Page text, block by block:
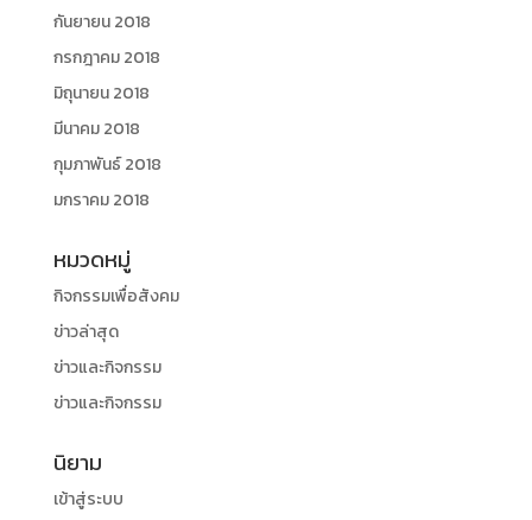
กันยายน 2018
กรกฎาคม 2018
มิถุนายน 2018
มีนาคม 2018
กุมภาพันธ์ 2018
มกราคม 2018
หมวดหมู่
กิจกรรมเพื่อสังคม
ข่าวล่าสุด
ข่าวและกิจกรรม
ข่าวและกิจกรรม
นิยาม
เข้าสู่ระบบ